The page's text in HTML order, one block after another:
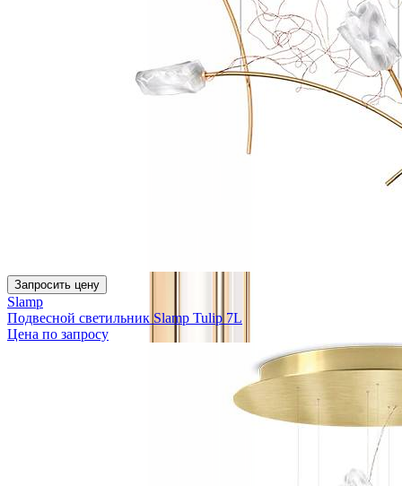
Запросить цену
Slamp
Подвесной светильник Slamp Tulip 7L
Цена по запросу